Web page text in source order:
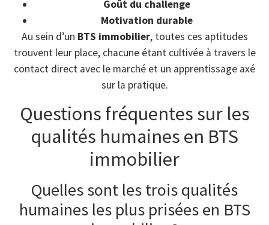
Goût du challenge
Motivation durable
Au sein d’un BTS immobilier, toutes ces aptitudes
trouvent leur place, chacune étant cultivée à travers le
contact direct avec le marché et un apprentissage axé
sur la pratique.
Questions fréquentes sur les
qualités humaines en BTS
immobilier
Quelles sont les trois qualités
humaines les plus prisées en BTS